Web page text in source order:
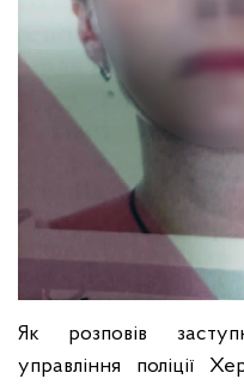
Як розповів
управління поліції